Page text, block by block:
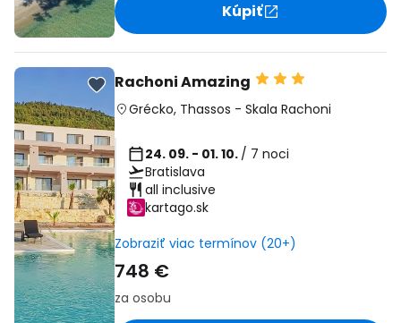
Kúpiť
Rachoni Amazing
Grécko, Thassos - Skala Rachoni
24. 09. - 01. 10. / 7 noci
Bratislava
all inclusive
kartago.sk
Zobraziť viac termínov (20+)
748 €
za osobu